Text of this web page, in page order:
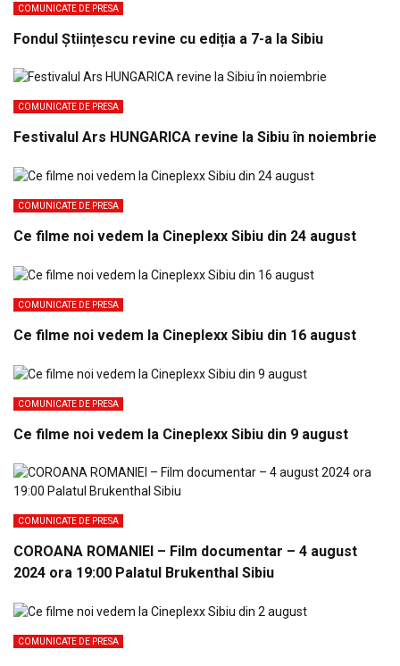
COMUNICATE DE PRESA
Fondul Științescu revine cu ediția a 7-a la Sibiu
COMUNICATE DE PRESA
Festivalul Ars HUNGARICA revine la Sibiu în noiembrie
COMUNICATE DE PRESA
Ce filme noi vedem la Cineplexx Sibiu din 24 august
COMUNICATE DE PRESA
Ce filme noi vedem la Cineplexx Sibiu din 16 august
COMUNICATE DE PRESA
Ce filme noi vedem la Cineplexx Sibiu din 9 august
COMUNICATE DE PRESA
COROANA ROMANIEI – Film documentar – 4 august
2024 ora 19:00 Palatul Brukenthal Sibiu
COMUNICATE DE PRESA